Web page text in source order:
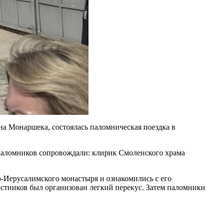
Монаршека, состоялась паломническая поездка в
сопровождали: клирик Смоленского храма
монастыря и ознакомились с его
был организован легкий перекус. Затем паломники